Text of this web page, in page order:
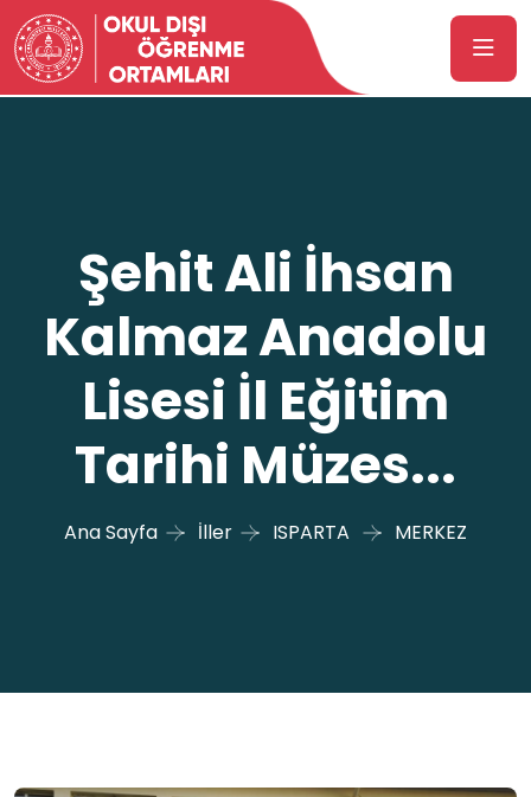
Şehit Ali İhsan
Kalmaz Anadolu
Lisesi İl Eğitim
Tarihi Müzes...
Ana Sayfa İller ISPARTA MERKEZ